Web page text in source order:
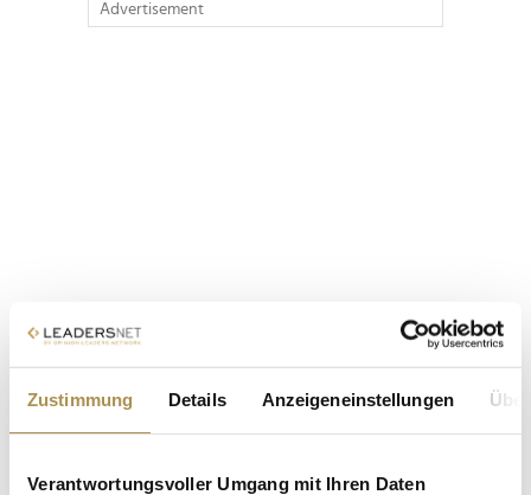
Zustimmung Details Anzeigeneinstellungen
Verantwortungsvoller Umgang mit Ihren Daten
Advertisement